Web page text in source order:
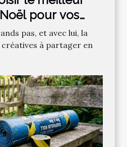
pour vos
pas, et avec lui, la
à partager en